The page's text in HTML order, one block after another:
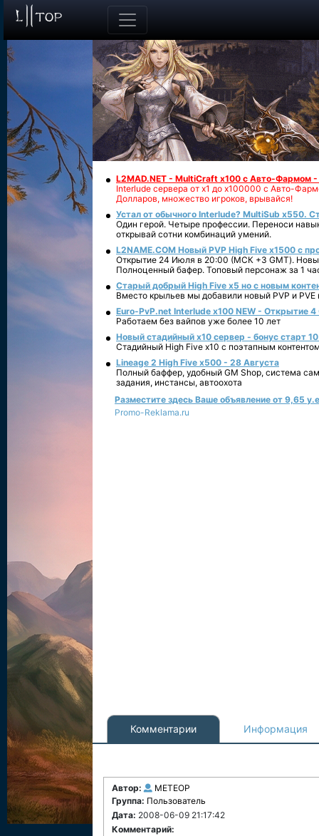
L2MAD.NET - MultiCraft x100 с Авто-Фармом
Interlude сервера от х1 до х100000 с Авто-
Долларов, множество игроков, врывайся!
Устал от обычного Interlude? MultiSub x550.
Один герой. Четыре профессии. Переноси
открывай сотни комбинаций умений.
L2NAME.COM Новый PVP High Five x1500 с
Открытие 24 Июля в 20:00 (МСК +3 GMT).
Полноценный бафер. Топовый персонаж за 1
Старый добрый High Five x5 но с новым
Вместо крыльев мы добавили новый PVP и PVE
Euro-PvP.net Interlude х100 NEW - Открытие 4
Работаем без вайпов уже более 10 лет
Новый стадийный х10 сервер - бонус старт
Стадийный High Five x10 с поэтапным
Lineage 2 High Five x500 - 28 Августа
Полный баффер, удобный GM Shop, система
задания, инстансы, автоохота
Разместите здесь Ваше объявление от 9,65
Promo-Reklama.ru
Комментарии Информация
Автор:
METEOP
Группа: Пользователь
Дата: 2008-06-09 21:17:42
Комментарий: